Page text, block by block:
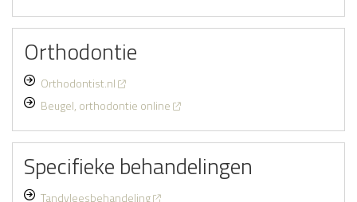
Orthodontie
Orthodontist.nl
Beugel, orthodontie online
Specifieke behandelingen
Tandvleesbehandeling